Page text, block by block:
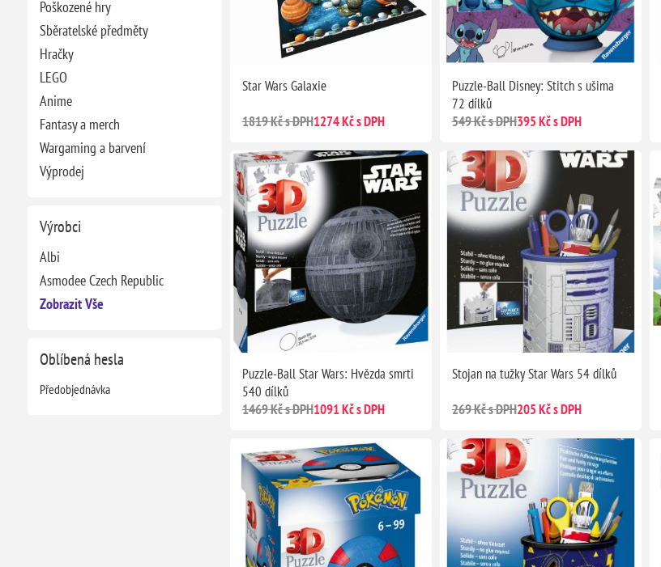
Poškozené hry
Sběratelské předměty
Hračky
LEGO
Anime
Fantasy a merch
Wargaming a barvení
Výprodej
Výrobci
Albi
Asmodee Czech Republic
Zobrazit Vše
Oblíbená hesla
Předobjednávka
Star Wars Galaxie
1819 Kč s DPH1274 Kč s DPH
Puzzle-Ball Disney: Stitch s ušima
72 dílků
549 Kč s DPH395 Kč s DPH
Puzzle-Ball Star Wars: Hvězda smrti
540 dílků
1469 Kč s DPH1091 Kč s DPH
Stojan na tužky Star Wars 54 dílků
269 Kč s DPH205 Kč s DPH